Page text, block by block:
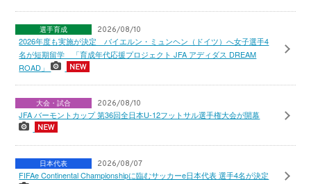
選手育成 2026/08/10
2026年度も実施が決定 バイエルン・ミュンヘン（ドイツ）へ女子選手4
名が短期留学 「育成年代応援プロジェクト JFA アディダス DREAM
ROAD」
大会・試合 2026/08/10
JFA バーモントカップ 第36回全日本U-12フットサル選手権大会が開幕
日本代表 2026/08/07
FIFAe Continental Championshipに臨むサッカーe日本代表 選手4名が決定